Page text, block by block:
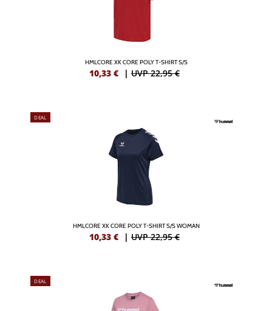
HMLCORE XK CORE POLY T-SHIRT S/S
10,33 € | UVP 22,95 €
DEAL
HMLCORE XK CORE POLY T-SHIRT S/S WOMAN
10,33 € | UVP 22,95 €
DEAL